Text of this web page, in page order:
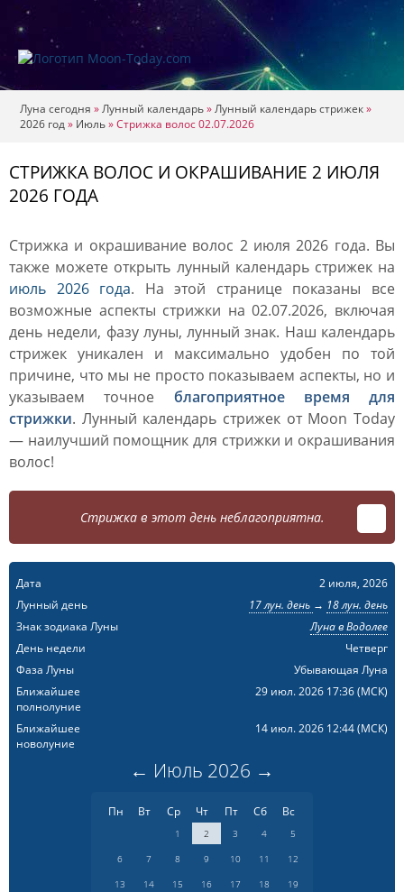
Луна сегодня »Лунный календарь»Лунный календарь стрижек»
2026 год» Июль»Стрижка волос 02.07.2026
СТРИЖКА ВОЛОС И ОКРАШИВАНИЕ 2 ИЮЛЯ
2026 ГОДА
Стрижка и окрашивание волос 2 июля 2026 года. Вы
также можете открыть лунный календарь стрижек на
июль 2026 года. На этой странице показаны все
возможные аспекты стрижки на 02.07.2026, включая
день недели, фазу луны, лунный знак. Наш календарь
стрижек уникален и максимально удобен по той
причине, что мы не просто показываем аспекты, но и
указываем точное благоприятное время для
стрижки. Лунный календарь стрижек от Moon Today
— наилучший помощник для стрижки и окрашивания
волос!
Стрижка в этот день неблагоприятна.
Дата
2 июля, 2026
Лунный день
17 лун. день → 18 лун. день
Знак зодиака Луны
Луна в Водолее
День недели
Четверг
Фаза Луны
Убывающая Луна
Ближайшее
полнолуние
29 июл. 2026 17:36(МСК)
Ближайшее
новолуние
14 июл. 2026 12:44(МСК)
← Июль 2026 →
Пн Вт Ср Чт Пт Сб Вс
1 2 3 4
5
6
7 8 9 10 11
12
13
14 15 16 17 18
19